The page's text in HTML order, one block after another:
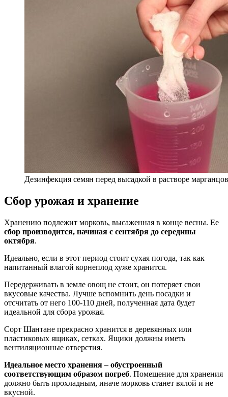
Дезинфекция семян перед высадкой в растворе
Сбор урожая и хранение
Хранению подлежит морковь, высаженная в конце весны. Ее
сбор производится, начиная с сентября до середины
октября.
Идеально, если в этот период стоит сухая погода, так как
напитанный влагой корнеплод хуже хранится.
Передерживать в земле овощ не стоит, он потеряет свои
вкусовые качества. Лучше вспомнить день посадки и
отсчитать от него 100-110 дней, полученная дата будет
идеальной для сбора урожая.
Сорт Шантане прекрасно хранится в деревянных или
пластиковых ящиках, сетках. Ящики должны иметь
вентиляционные отверстия.
Идеальное место хранения – обустроенный
соответствующим образом погреб. Помещение для хранения
должно быть прохладным, иначе морковь станет вялой и не
вкусной.